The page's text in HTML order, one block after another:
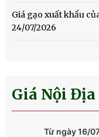
Giá gạo xuất khẩu
24/07/2026
Giá Nội Địa
Từ ngày 16/